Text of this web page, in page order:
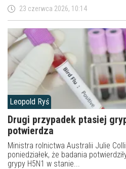
23 czerwca 2026, 10:14
Leopold Ryś
Drugi przypadek ptasiej
potwierdza
Ministra rolnictwa Australii Julie
poniedziałek, że badania
grypy H5N1 w stanie...